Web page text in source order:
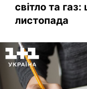
світло та
листопада